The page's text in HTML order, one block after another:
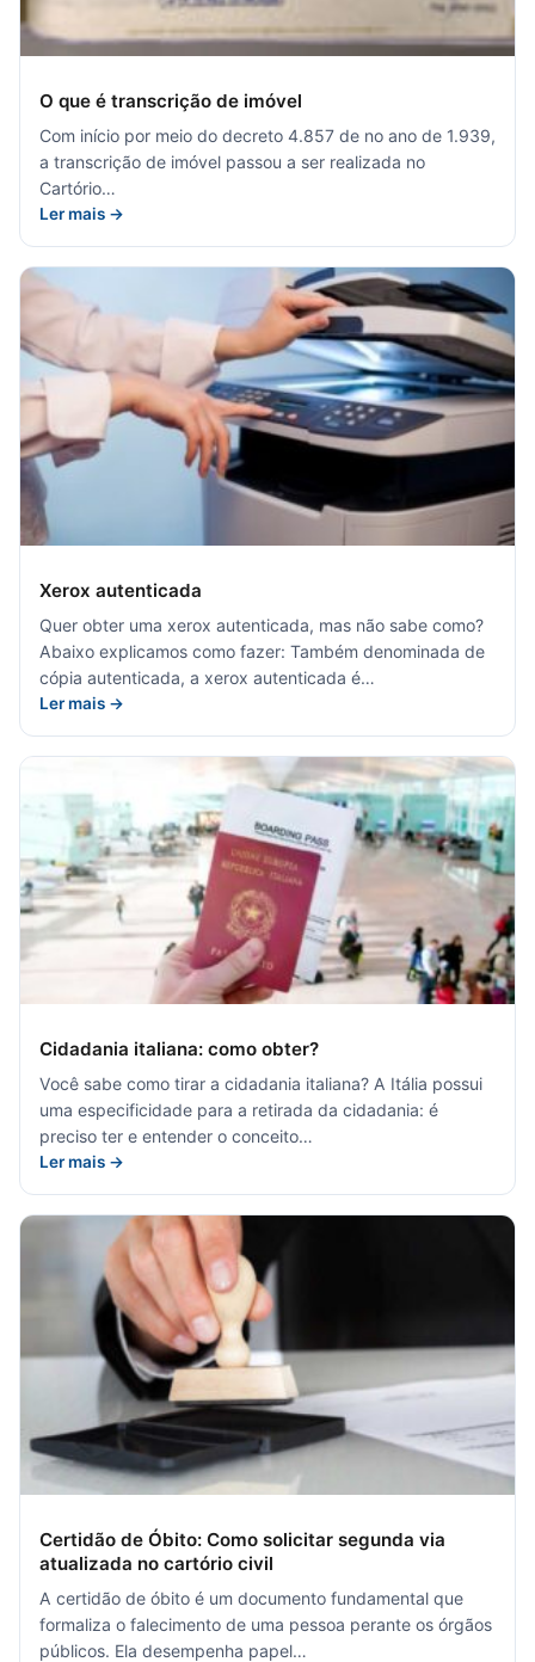
O que é transcrição de imóvel
Com início por meio do decreto 4.857 de no ano de 1.939,
a transcrição de imóvel passou a ser realizada no
Cartório…
Ler mais →
Xerox autenticada
Quer obter uma xerox autenticada, mas não sabe como?
Abaixo explicamos como fazer: Também denominada de
cópia autenticada, a xerox autenticada é…
Ler mais →
Cidadania italiana: como obter?
Você sabe como tirar a cidadania italiana? A Itália possui
uma especificidade para a retirada da cidadania: é
preciso ter e entender o conceito…
Ler mais →
Certidão de Óbito: Como solicitar segunda via
atualizada no cartório civil
A certidão de óbito é um documento fundamental que
formaliza o falecimento de uma pessoa perante os órgãos
públicos. Ela desempenha papel…